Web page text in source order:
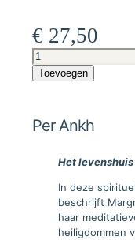
€ 27,50
Per
Ankh
aantal
Toevoegen
Per Ankh
Het levenshuis
In deze
beschrijft
haar
heiligdommen